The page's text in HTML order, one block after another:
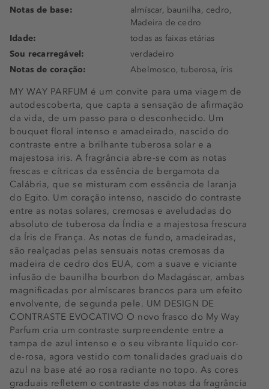
MY WAY PARFUM é um convite para uma viagem de
autodescoberta, que capta a sensação de afirmação
da vida, de um passo para o desconhecido. Um
bouquet floral intenso e amadeirado, nascido do
contraste entre a brilhante tuberosa solar e a
majestosa iris. A fragrância abre-se com as notas
frescas e cítricas da essência de bergamota da
Calábria, que se misturam com essência de laranja
do Egito. Um coração intenso, nascido do contraste
entre as notas solares, cremosas e aveludadas do
absoluto de tuberosa da Índia e a majestosa frescura
da Íris de França. As notas de fundo, amadeiradas,
são realçadas pelas sensuais notas cremosas da
madeira de cedro dos EUA, com a suave e viciante
infusão de baunilha bourbon do Madagáscar, ambas
magnificadas por almíscares brancos para um efeito
envolvente, de segunda pele. UM DESIGN DE
CONTRASTE EVOCATIVO O novo frasco do My Way
Parfum cria um contraste surpreendente entre a
tampa de azul intenso e o seu vibrante líquido cor-
de-rosa, agora vestido com tonalidades graduais do
azul na base até ao rosa radiante no topo. As cores
graduais refletem o contraste das notas da fragrância
Notas de base:
almíscar, baunilha, cedro,
Madeira de cedro
Idade:
todas as faixas etárias
Sou recarregável:
verdadeiro
Notas de coração:
Abelmosco, tuberosa, íris